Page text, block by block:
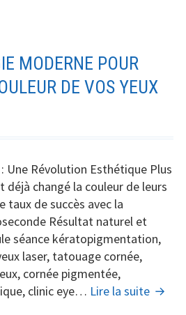
MODERNE POUR
DE VOS YEUX
Une Révolution Esthétique Plus
déjà changé la couleur de leurs
taux de succès avec la
Résultat naturel et
séance kératopigmentation,
laser, tatouage cornée,
cornée pigmentée,
clinic eye… Lire la suite La